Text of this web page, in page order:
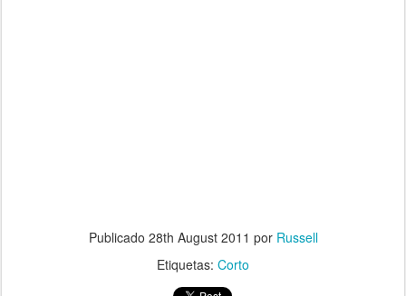
Publicado 28th August 2011 por Russell
Etiquetas: Corto